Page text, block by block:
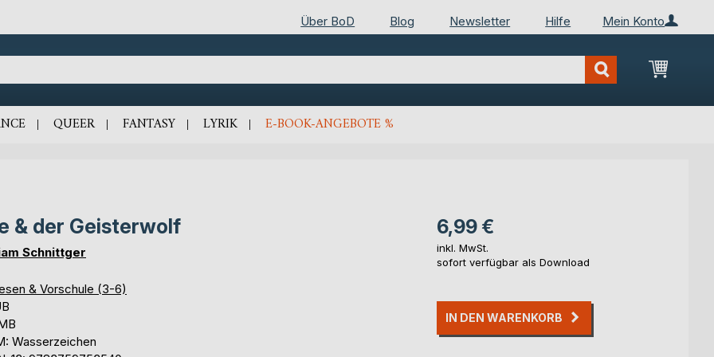
Mein Konto
Über BoD Blog Newsletter Hilfe
Mein
QUEER FANTASY LYRIK E-BOOK-ANGEBOTE %
& der Geisterwolf
Schnittger
& Vorschule (3-6)
Wasserzeichen
6,99 €
inkl. MwSt.
sofort verfügbar als Download
IN DEN WARENKORB